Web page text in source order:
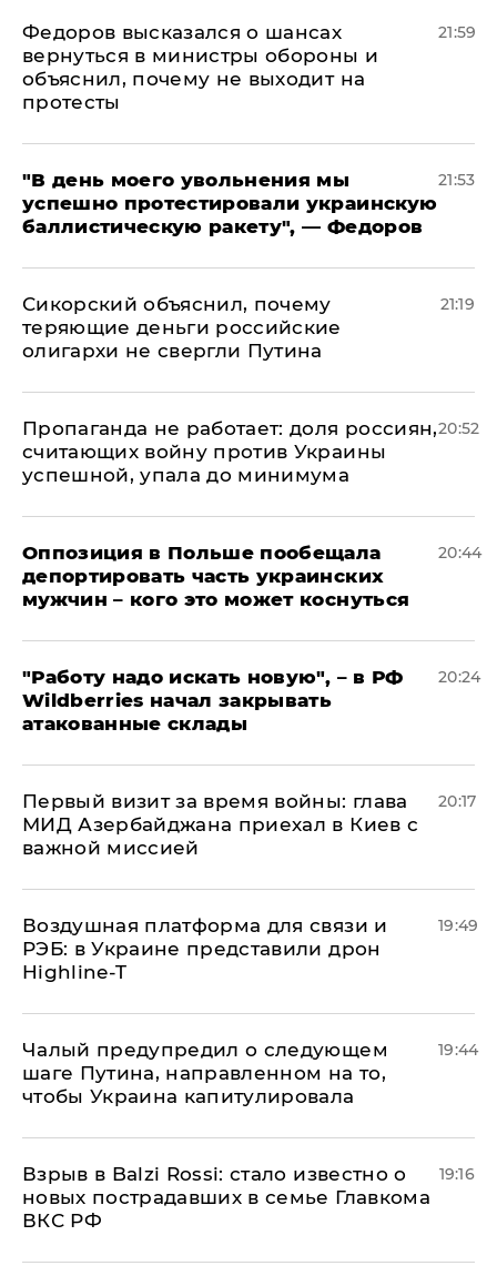
Федоров высказался о шансах
вернуться в министры обороны и
объяснил, почему не выходит на
протесты
21:59
​"В день моего увольнения мы
успешно протестировали украинскую
баллистическую ракету", — Федоров
21:53
Сикорский объяснил, почему
теряющие деньги российские
олигархи не свергли Путина
21:19
​Пропаганда не работает: доля россиян,
считающих войну против Украины
успешной, упала до минимума
20:52
Оппозиция в Польше пообещала
депортировать часть украинских
мужчин – кого это может коснуться
20:44
"Работу надо искать новую", – в РФ
Wildberries начал закрывать
атакованные склады
20:24
Первый визит за время войны: глава
МИД Азербайджана приехал в Киев с
важной миссией
20:17
Воздушная платформа для связи и
РЭБ: в Украине представили дрон
Highline-T
19:49
Чалый предупредил о следующем
шаге Путина, направленном на то,
чтобы Украина капитулировала
19:44
Взрыв в Balzi Rossi: стало известно о
новых пострадавших в семье Главкома
ВКС РФ
19:16